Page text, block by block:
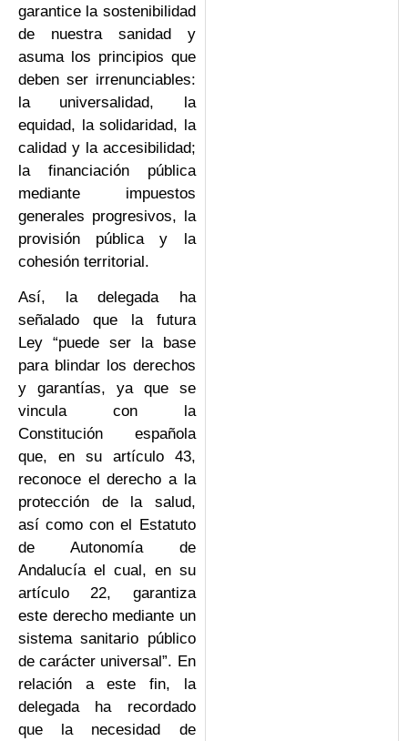
garantice la sostenibilidad
de nuestra sanidad y
asuma los principios que
deben ser irrenunciables:
la universalidad, la
equidad, la solidaridad, la
calidad y la accesibilidad;
la financiación pública
mediante impuestos
generales progresivos, la
provisión pública y la
cohesión territorial.
Así, la delegada ha
señalado que la futura
Ley “puede ser la base
para blindar los derechos
y garantías, ya que se
vincula con la
Constitución española
que, en su artículo 43,
reconoce el derecho a la
protección de la salud,
así como con el Estatuto
de Autonomía de
Andalucía el cual, en su
artículo 22, garantiza
este derecho mediante un
sistema sanitario público
de carácter universal”. En
relación a este fin, la
delegada ha recordado
que la necesidad de